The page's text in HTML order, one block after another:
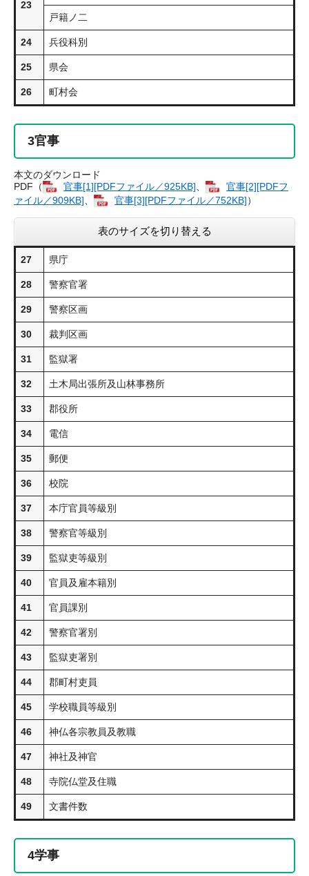
23
戸籍ノ二
24 兵役科別
25 県会
26 町村会
3官事
本文のダウンロード
PDF（
官事​[1][PDFファイル／925KB]
官事​[2][PDFフ
ァイル／909KB]
官事​[3][PDFファイル／752KB]）
表のサイズを切り替える
27 県庁
28 警察官署
29 警察区画
30 裁判区画
31 監獄署
32 土木局出張所及山林事務所
33 郡役所
34 電信
35 郵便
36 校院
37 本庁官員等級別
38 警察官等級別
39 監獄吏等級別
40 官員及雇本籍別
41 官員課別
42 警察官署別
43 監獄吏署別
44 郡町村吏員
45 学校職員等級別
46 神仏各宗教員及教職
47 神社及神官
48 寺院仏堂及住職
49 文書件数
4学事